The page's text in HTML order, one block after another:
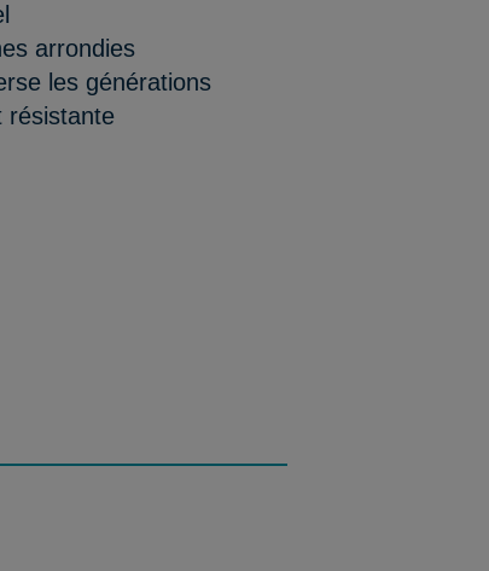
arrondies
les générations
résistante